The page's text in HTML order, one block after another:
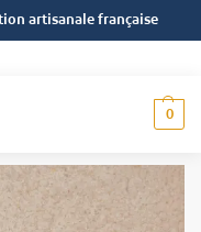
artisanale française
0